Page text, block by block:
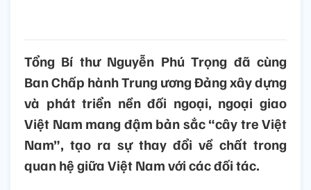
Tổng Bí thư Nguyễn Phú Trọng đã cùng
Ban Chấp hành Trung ương Đảng xây dựng
và phát triển nền đối ngoại, ngoại giao
Việt Nam mang đậm bản sắc “cây tre Việt
Nam”, tạo ra sự thay đổi về chất trong
quan hệ giữa Việt Nam với các đối tác.